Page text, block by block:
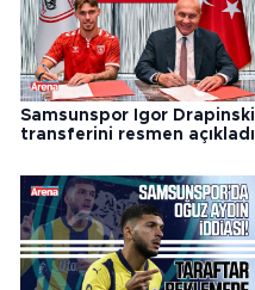
Samsunspor Igor Drapinski
transferini resmen açıkladı